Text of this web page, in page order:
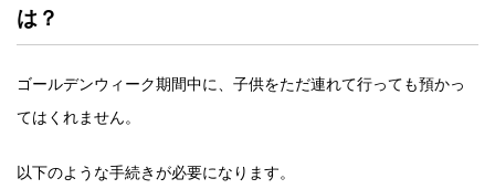
は？
ゴールデンウィーク期間中に、子供をただ連れて行っても預かっ
てはくれません。
以下のような手続きが必要になります。